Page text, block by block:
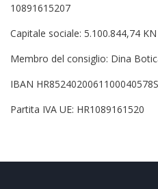
10891615207
Capitale sociale: 5.100.844,74
Membro del consiglio: Dina
IBAN
Partita IVA UE: HR1089161520